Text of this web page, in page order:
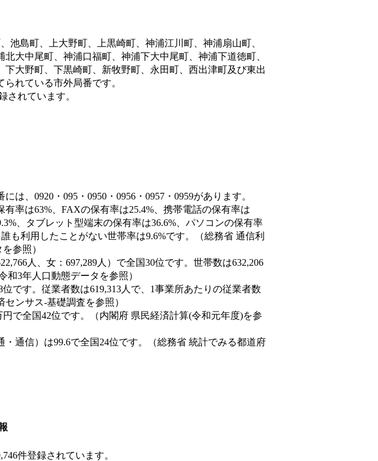
池島町、上大野町、上黒崎町、神浦江川町、神浦扇山町、
大中尾町、神浦口福町、神浦下大中尾町、神浦下道徳町、
大野町、下黒崎町、新牧野町、永田町、西出津町及び東出
られている市外局番です。
されています。
は、0920・095・0950・0956・0957・0959があります。
率は63%、FAXの保有率は25.4%、携帯電話の保有率は
、タブレット型端末の保有率は36.6%、パソコンの保有率
も利用したことがない世帯率は9.6%です。（総務省 通信利
参照）
人、女：697,289人）で全国30位です。世帯数は632,206
和3年人口動態データを参照）
です。従業者数は619,313人で、1事業所あたりの従業者数
ンサス‐基礎調査を参照）
で全国42位です。（内閣府 県民経済計算(令和元年度)を参
通信）は99.6で全国24位です。（総務省 統計でみる都道府
件登録されています。